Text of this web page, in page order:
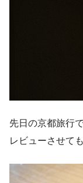
先日の京都旅行
レビューさせて